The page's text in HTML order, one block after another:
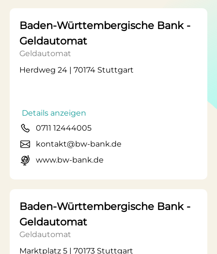
Baden-Württembergische Bank -
Geldautomat
Geldautomat
Herdweg 24 | 70174 Stuttgart
Details anzeigen
0711 12444005
kontakt@bw-bank.de
www.bw-bank.de
Baden-Württembergische Bank -
Geldautomat
Geldautomat
Marktplatz 5 | 70173 Stuttgart